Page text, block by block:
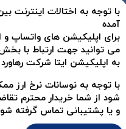
با توجه به اختالات اینترنت
آمده
برای اپلیکیشن های واتساپ و
می توانید جهت ارتباط با
به اپلیکیشن ایتا شرکت رهاورد
با توجه به نوسانات نرخ ارز
شود از شما خریدار محترم
و یا پشتیبانی تماس گرفته